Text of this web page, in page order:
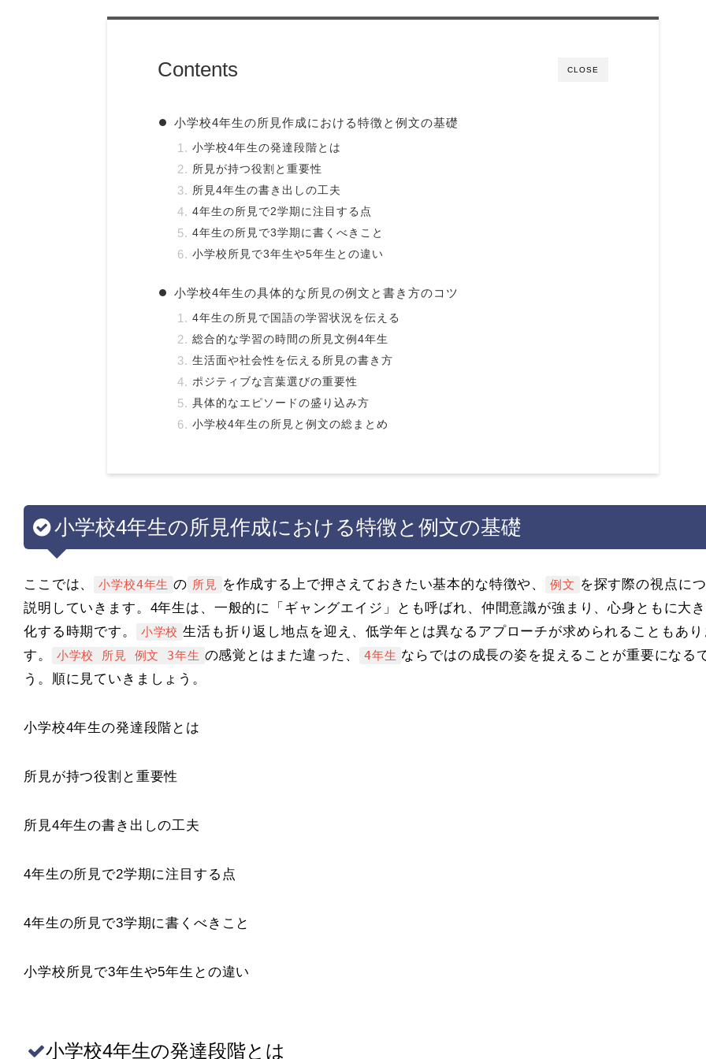
CLOSE
Contents
小学校4年生の所見作成における特徴と例文の基礎
小学校4年生の発達段階とは
所見が持つ役割と重要性
所見4年生の書き出しの工夫
4年生の所見で2学期に注目する点
4年生の所見で3学期に書くべきこと
小学校所見で3年生や5年生との違い
小学校4年生の具体的な所見の例文と書き方のコツ
4年生の所見で国語の学習状況を伝える
総合的な学習の時間の所見文例4年生
生活面や社会性を伝える所見の書き方
ポジティブな言葉選びの重要性
具体的なエピソードの盛り込み方
小学校4年生の所見と例文の総まとめ
小学校4年生の所見作成における特徴と例文の基礎
ここでは、 小学校4年生 の 所見 を作成する上で押さえておきたい基本的な特徴や、 例文 を探す際の視点に
説明していきます。4年生は、一般的に「ギャングエイジ」とも呼ばれ、仲間意識が強まり、心身ともに大
化する時期です。
小学校 生活も折り返し地点を迎え、低学年とは異なるアプローチが求められることもあり
す。
小学校 所見 例文 3年生 の感覚とはまた違った、 4年生 ならではの成長の姿を捉えることが重要になる
う。順に見ていきましょう。
小学校4年生の発達段階とは
所見が持つ役割と重要性
所見4年生の書き出しの工夫
4年生の所見で2学期に注目する点
4年生の所見で3学期に書くべきこと
小学校所見で3年生や5年生との違い
小学校4年生の発達段階とは